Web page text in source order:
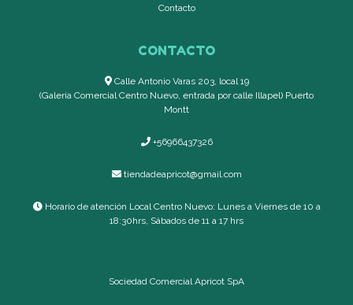
Contacto
CONTACTO
Calle Antonio Varas 203, local 19
(Galería Comercial Centro Nuevo, entrada por calle Illapel) Puerto
Montt
+56966437326
tiendadeapricot@gmail.com
Horario de atención Local Centro Nuevo: Lunes a Viernes de 10 a
18:30hrs, Sábados de 11 a 17 hrs
Sociedad Comercial Apricot SpA